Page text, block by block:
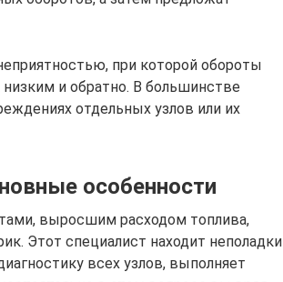
при которой обороты
и обратно. В большинстве
отдельных узлов или их
особенности
выросшим расходом топлива,
Этот специалист находит неполадки
всех узлов, выполняет